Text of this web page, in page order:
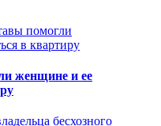
женщине и ее